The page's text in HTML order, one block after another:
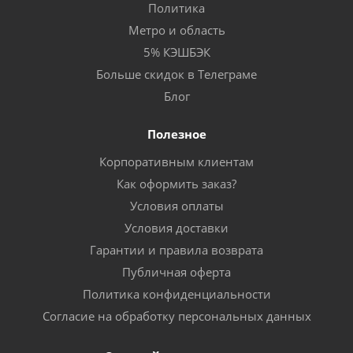
Политика
Метро и область
5% КЭШБЭК
Больше скидок в Телеграме
Блог
Полезное
Корпоративным клиентам
Как оформить заказ?
Условия оплаты
Условия доставки
Гарантии и правила возврата
Публичная оферта
Политика конфиденциальности
Согласие на обработку персональных данных